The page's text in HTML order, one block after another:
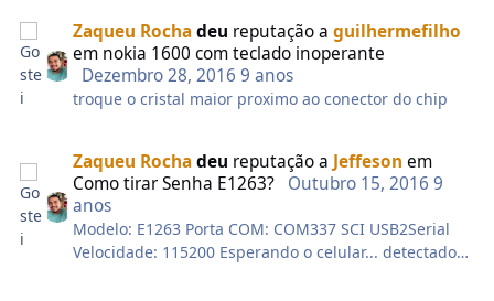
Zaqueu Rochadeu reputação aguilhermefilho
em nokia 1600 com teclado inoperante
Dezembro 28, 20169 anos
troque o cristal maior proximo ao conector do chip
Zaqueu Rochadeu reputação a Jeffeson em
Como tirar Senha E1263?
Outubro 15, 20169
anos
Modelo: E1263 Porta COM: COM337 SCI USB2Serial
Velocidade: 115200 Esperando o celular... detectado